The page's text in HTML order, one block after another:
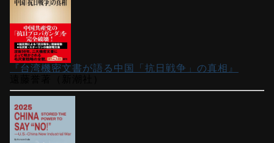
『台湾機密文書が語る中国「抗日戦争」の真相』